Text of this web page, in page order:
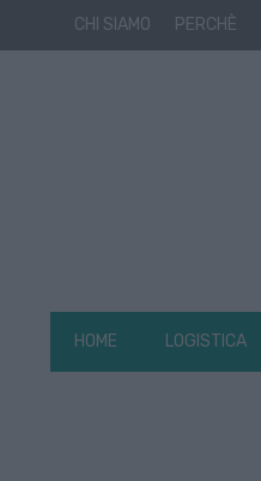
CHI SIAMO PERCHÈ
HOME LOGISTICA